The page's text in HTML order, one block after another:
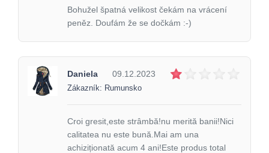
Bohužel špatná velikost čekám na vrácení
peněz. Doufám že se dočkám :-)
Daniela 09.12.2023
Zákazník: Rumunsko
Croi gresit,este strâmbă!nu merită banii!Nici
calitatea nu este bună.Mai am una
achiziționată acum 4 ani!Este produs total